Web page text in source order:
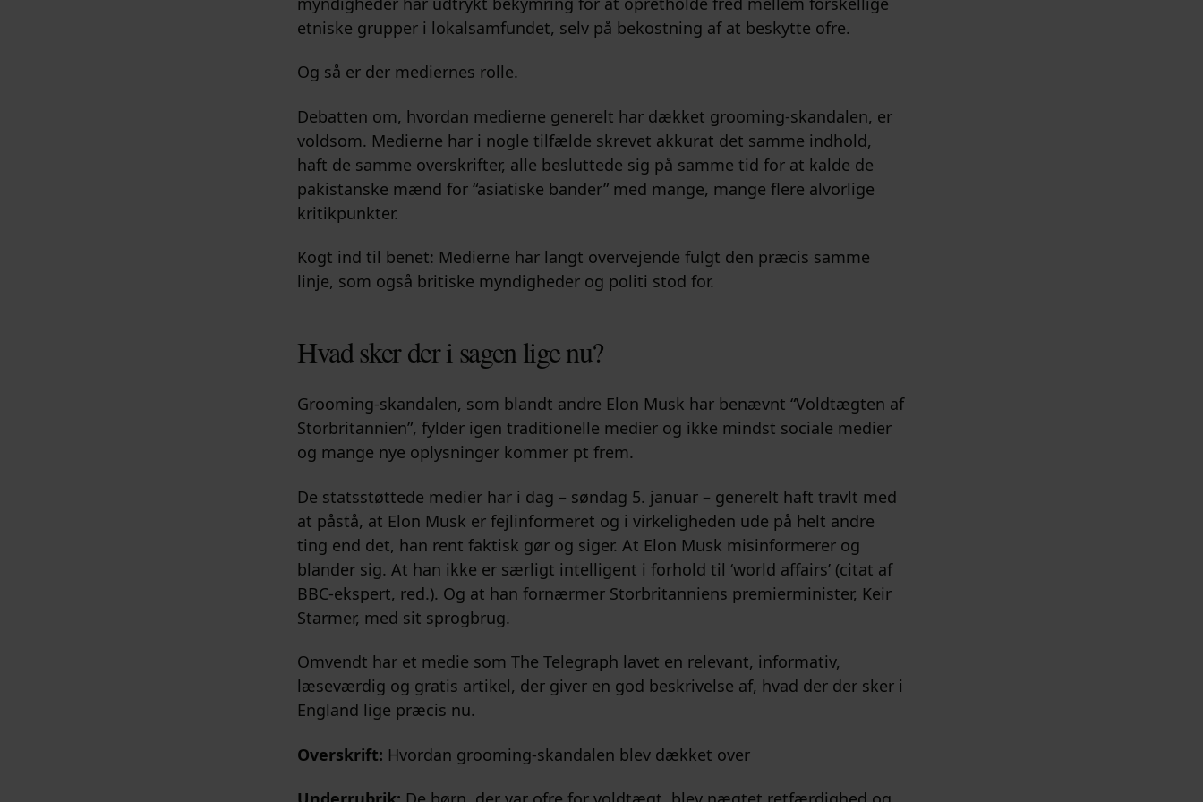
etniske grupper i lokalsamfundet, selv på bekostning af at beskytte ofre.
Og så er der mediernes rolle.
Debatten om, hvordan medierne generelt har dækket grooming-skandalen, er
voldsom. Medierne har i nogle tilfælde skrevet akkurat det samme indhold,
haft de samme overskrifter, alle besluttede sig på samme tid for at kalde de
pakistanske mænd for “asiatiske bander” med mange, mange flere alvorlige
kritikpunkter.
Kogt ind til benet: Medierne har langt overvejende fulgt den præcis samme
linje, som også britiske myndigheder og politi stod for.
Hvad sker der i sagen lige nu?
Grooming-skandalen, som blandt andre Elon Musk har benævnt “Voldtægten af
Storbritannien”, fylder igen traditionelle medier og ikke mindst sociale medier
og mange nye oplysninger kommer pt frem.
De statsstøttede medier har i dag – søndag 5. januar – generelt haft travlt med
at påstå, at Elon Musk er fejlinformeret og i virkeligheden ude på helt andre
ting end det, han rent faktisk gør og siger. At Elon Musk misinformerer og
blander sig. At han ikke er særligt intelligent i forhold til ‘world affairs’ (citat af
BBC-ekspert, red.). Og at han fornærmer Storbritanniens premierminister, Keir
Starmer, med sit sprogbrug.
Omvendt har et medie som The Telegraph lavet en relevant, informativ,
læseværdig og gratis artikel, der giver en god beskrivelse af, hvad der der sker i
England lige præcis nu.
Overskrift: Hvordan grooming-skandalen blev dækket over